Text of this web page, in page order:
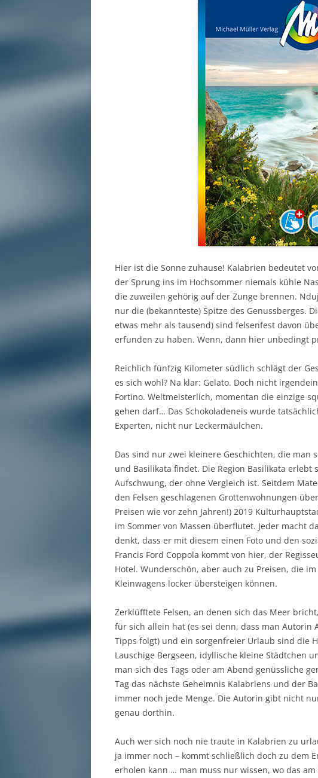
Hier ist die Sonne zuhause! Kalabrien bedeutet
der Sprung ins im Hochsommer niemals kühle
die zuweilen gehörig auf der Zunge brennen.
nur die (bekannteste) Spitze des Genussberges.
etwas mehr als tausend) sind felsenfest davon
erfunden zu haben. Wenn, dann hier unbedingt
Reichlich fünfzig Kilometer südlich schlägt der
es sich wohl? Na klar: Gelato. Doch nicht
Fortino. Weltmeisterlich, momentan die einzige
gehen darf… Das Schokoladeneis wurde
Experten, nicht nur Leckermäulchen.
Das sind nur zwei kleinere Geschichten, die man
und Basilikata findet. Die Region Basilikata
Aufschwung, der ohne Vergleich ist. Seitdem
den Felsen geschlagenen Grottenwohnungen
Preisen wie vor zehn Jahren!) 2019
im Sommer von Massen überflutet. Jeder macht
denkt, dass er mit diesem einen Foto und den
Francis Ford Coppola kommt von hier, der
Hotel. Wunderschön, aber auch zu Preisen, die
Kleinwagens locker übersteigen können.
Zerklüfftete Felsen, an denen sich das Meer
für sich allein hat (es sei denn, dass man Autorin
Tipps folgt) und ein sorgenfreier Urlaub sind die
Lauschige Bergseen, idyllische kleine Städtchen
man sich des Tags oder am Abend genüssliche
Tag das nächste Geheimnis Kalabriens und der
immer noch jede Menge. Die Autorin gibt nicht
genau dorthin.
Auch wer sich noch nie traute in Kalabrien zu
ja immer noch – kommt schließlich doch zu dem
erholen kann … man muss nur wissen, wo das